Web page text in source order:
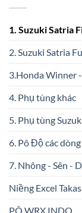
1. Suzuki Satria
2. Suzuki Satria
3.Honda Winner
4. Phụ tùng khác
5. Phụ tùng
6. Pô Độ các
7. Nhông - Sên -
Niềng Excel
PÔ WRX INDO